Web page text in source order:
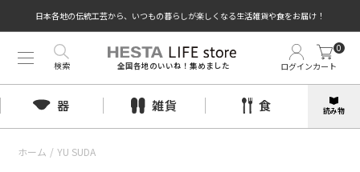
日本各地の伝統工芸から、いつもの暮らしが楽しくなる生活雑貨や食をお届け！
全国各地のいいね！集めました ログインカート
0
検索
器 雑貨 食 読み物
ホーム / YU SUDA